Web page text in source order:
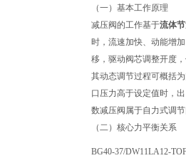
（一）基本工作原理
减压阀的工作基于流体
时，流速加快、动能增
移，驱动阀芯调整开度
其动态调节过程可概括
口压力高于设定值时，
数减压阀属于自力式调
（二）核心力平衡关系
BG40-37/DW11LA12-